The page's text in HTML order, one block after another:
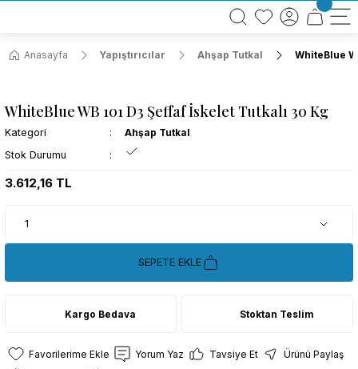
BÜTÜN ALIŞVERİŞLERİNİZDE KARGO BEDAVA!
TÜRKİYE GENELİNDE 10.000 MÜŞTERİ REFERANSI
Anasayfa
Yapıştırıcılar Ahşap Tutkal WhiteBlue
WhiteBlue WB 101 D3 Şeffaf İskelet Tutkalı 30 Kg
Kategori
Ahşap Tutkal
Stok Durumu
3.612,16 TL
SEPETE EKLE
Kargo Bedava Stoktan Teslim
Yorum Yaz Tavsiye Et
Ürünü Paylaş